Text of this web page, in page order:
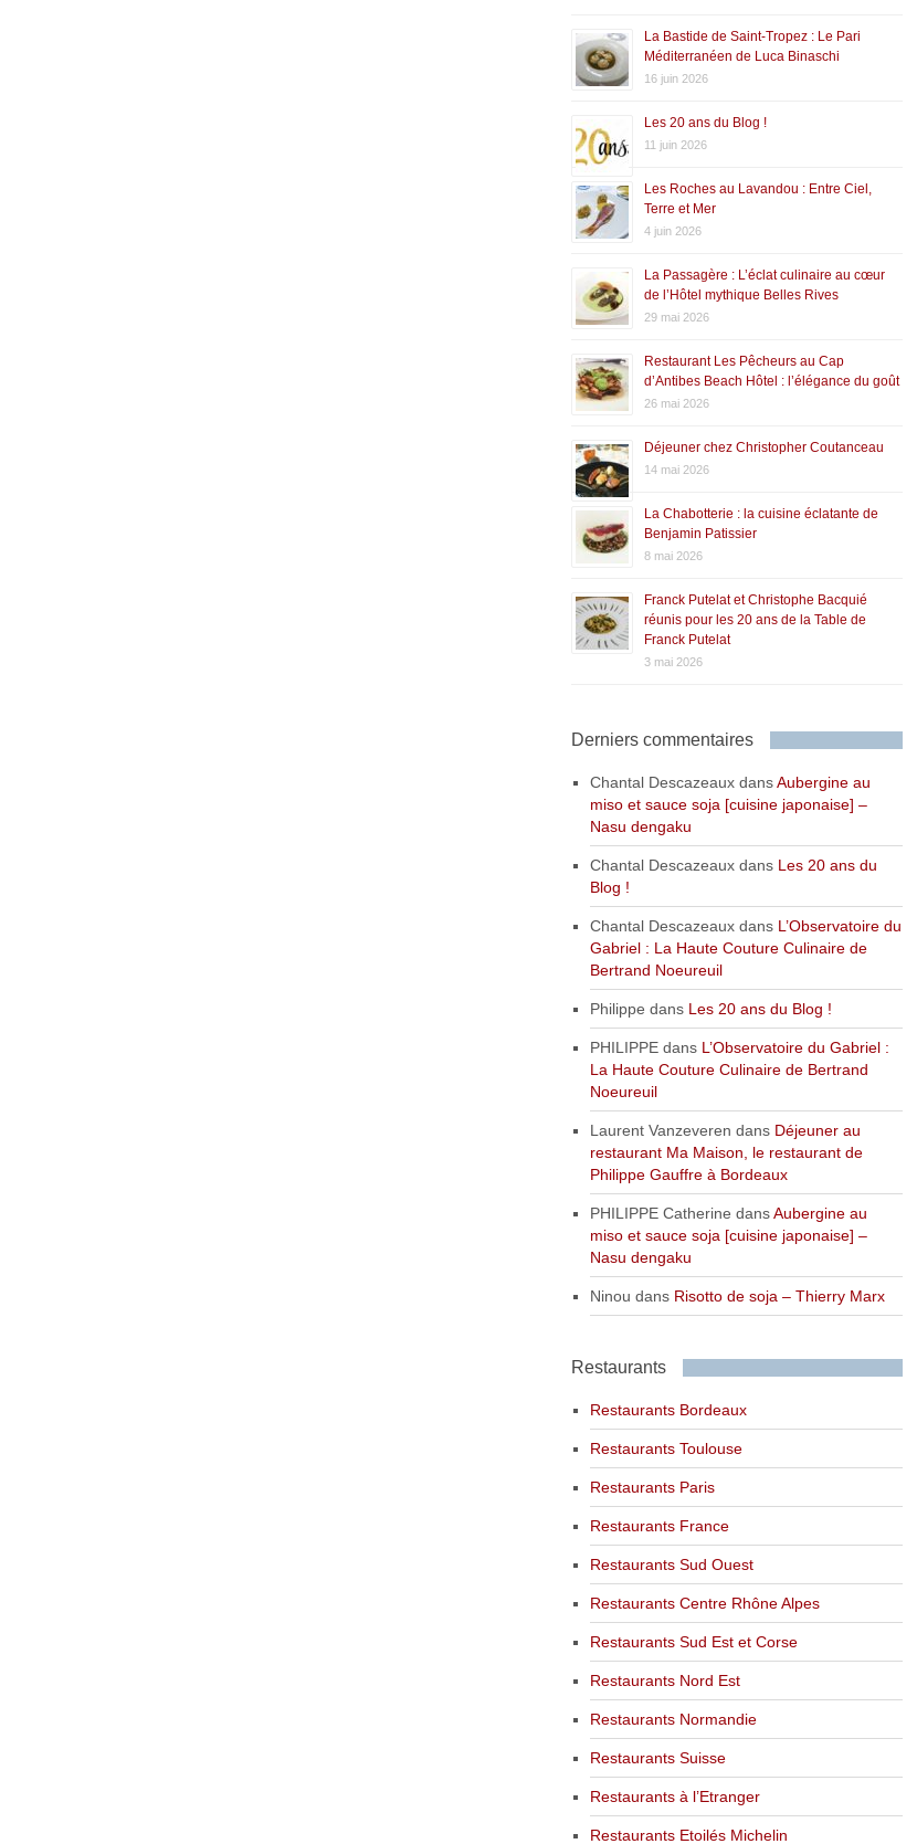
La Bastide de Saint-Tropez : Le Pari
Méditerranéen de Luca Binaschi
16 juin 2026
Les 20 ans du Blog !
11 juin 2026
Les Roches au Lavandou : Entre Ciel,
Terre et Mer
4 juin 2026
La Passagère : L’éclat culinaire au cœur
de l’Hôtel mythique Belles Rives
29 mai 2026
Restaurant Les Pêcheurs au Cap
d’Antibes Beach Hôtel : l’élégance du goût
26 mai 2026
Déjeuner chez Christopher Coutanceau
14 mai 2026
La Chabotterie : la cuisine éclatante de
Benjamin Patissier
8 mai 2026
Franck Putelat et Christophe Bacquié
réunis pour les 20 ans de la Table de
Franck Putelat
3 mai 2026
Derniers commentaires
Chantal DescazeauxdansAubergine au
miso et sauce soja [cuisine japonaise] –
Nasu dengaku
Chantal Descazeauxdans Les 20 ans du
Blog !
Chantal Descazeauxdans L’Observatoire du
Gabriel : La Haute Couture Culinaire de
Bertrand Noeureuil
Philippe dans Les 20 ans du Blog !
PHILIPPEdans L’Observatoire du Gabriel :
La Haute Couture Culinaire de Bertrand
Noeureuil
Laurent Vanzeveren dans Déjeuner au
restaurant Ma Maison, le restaurant de
Philippe Gauffre à Bordeaux
PHILIPPE Catherine dansAubergine au
miso et sauce soja [cuisine japonaise] –
Nasu dengaku
Ninou dans Risotto de soja – Thierry Marx
Restaurants
Restaurants Bordeaux
Restaurants Toulouse
Restaurants Paris
Restaurants France
Restaurants Sud Ouest
Restaurants Centre Rhône Alpes
Restaurants Sud Est et Corse
Restaurants Nord Est
Restaurants Normandie
Restaurants Suisse
Restaurants à l’Etranger
Restaurants Etoilés Michelin